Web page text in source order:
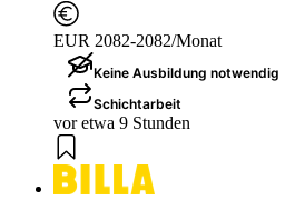
EUR 2082-2082/Monat
Keine Ausbildung notwendig
Schichtarbeit
vor etwa 9 Stunden